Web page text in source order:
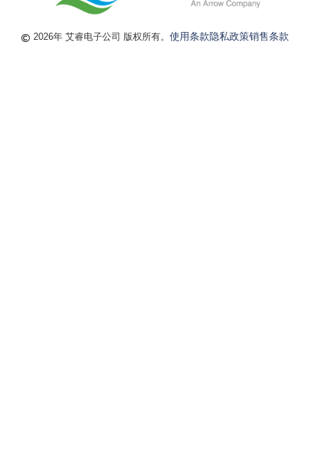
2026年 艾睿电子公司 版权所有。 使用条款隐私政策销售条款